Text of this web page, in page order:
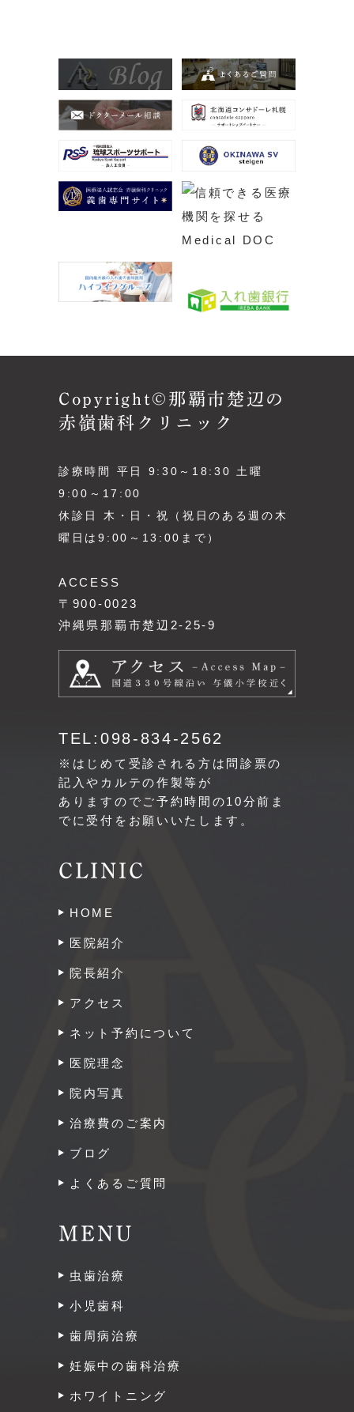
Copyright©那覇市楚辺の
赤嶺歯科クリニック
診療時間 平日 9:30～18:30 土曜
9:00～17:00
休診日 木・日・祝（祝日のある週の木
曜日は9:00～13:00まで）
ACCESS
〒900-0023
沖縄県那覇市楚辺2-25-9
TEL:098-834-2562
※はじめて受診される方は問診票の
記入やカルテの作製等が
ありますのでご予約時間の10分前ま
でに受付をお願いいたします。
CLINIC
HOME
医院紹介
院長紹介
アクセス
ネット予約について
医院理念
院内写真
治療費のご案内
ブログ
よくあるご質問
MENU
虫歯治療
小児歯科
歯周病治療
妊娠中の歯科治療
ホワイトニング